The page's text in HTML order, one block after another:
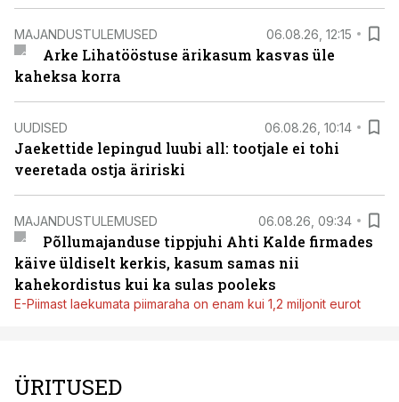
MAJANDUSTULEMUSED 06.08.26, 12:15
Arke Lihatööstuse ärikasum kasvas üle
kaheksa korra
UUDISED 06.08.26, 10:14
Jaekettide lepingud luubi all: tootjale ei tohi
veeretada ostja äririski
MAJANDUSTULEMUSED 06.08.26, 09:34
Põllumajanduse tippjuhi Ahti Kalde firmades
käive üldiselt kerkis, kasum samas nii
kahekordistus kui ka sulas pooleks
E-Piimast laekumata piimaraha on enam kui 1,2 miljonit eurot
ÜRITUSED